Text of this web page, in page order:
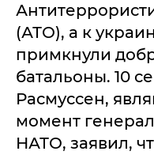
(АТО), а к
примкнули
батальоны. 10
Расмуссен,
момент
НАТО, заявил,